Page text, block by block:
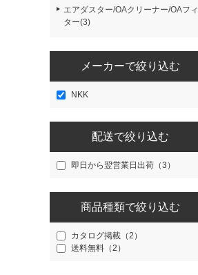
エアダスター/OAクリーナー/OAフ
ター(3)
メーカーで絞り込む
NKK
配送で絞り込む
即日から翌営業日出荷（3）
商品種類で絞り込む
カタログ掲載（2）
送料無料（2）